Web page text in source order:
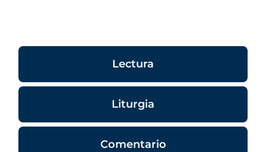
Lectura
Liturgia
Comentario